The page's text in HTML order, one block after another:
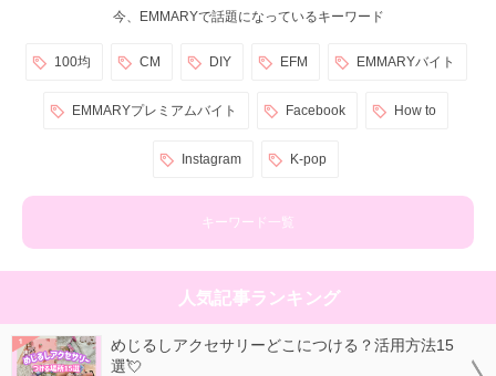
今、EMMARYで話題になっているキーワード
100均 CM DIY EFM EMMARYバイト
EMMARYプレミアムバイト Facebook How to
Instagram K-pop
キーワード一覧
人気記事ランキング
めじるしアクセサリーどこにつける？活用方法15
選💘